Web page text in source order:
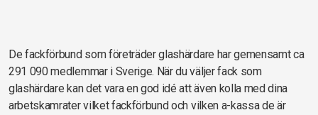
De fackförbund som företräder glashärdare har gemensamt ca
291 090 medlemmar i Sverige. När du väljer fack som
glashärdare kan det vara en god idé att även kolla med dina
arbetskamrater vilket fackförbund och vilken a-kassa de är